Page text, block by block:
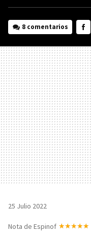
8 comentarios
25 Julio 2022
Nota de Espinof